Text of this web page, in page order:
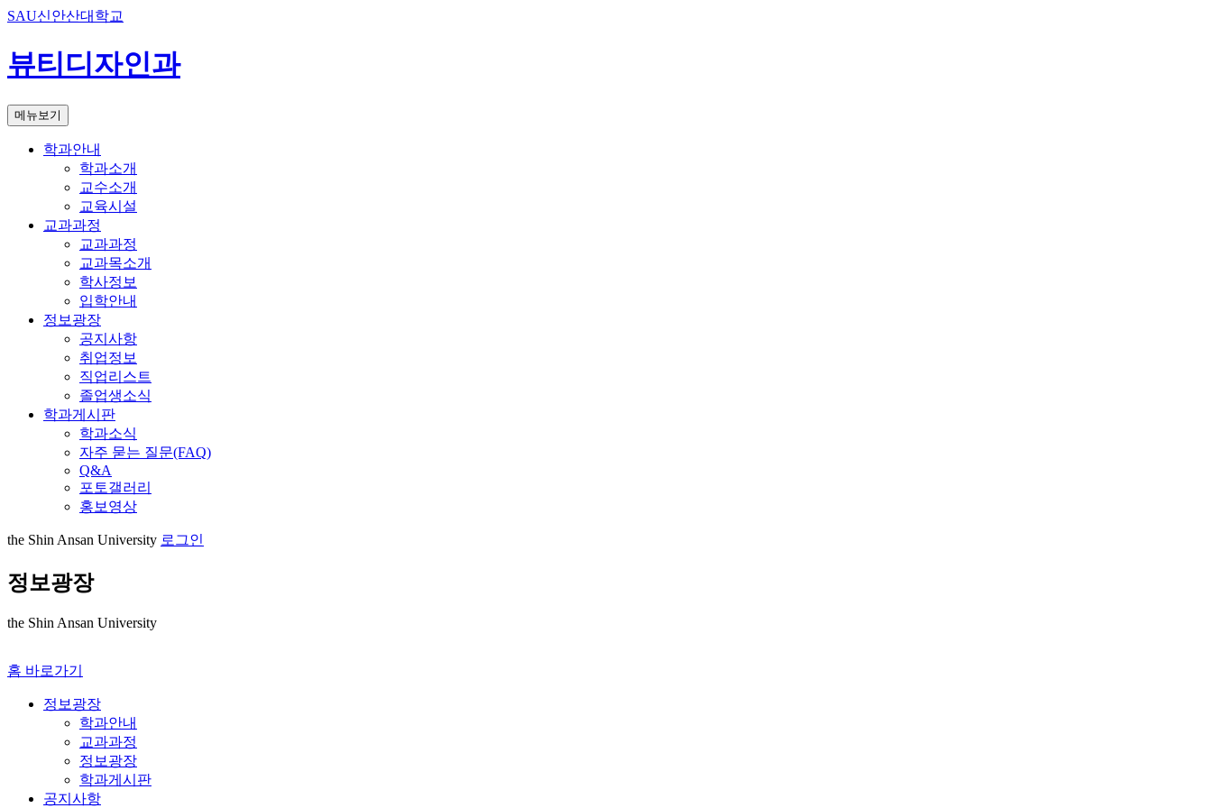
SAU신안산대학교
뷰티디자인과
메뉴보기
학과안내
학과소개
교수소개
교육시설
교과과정
교과과정
교과목소개
학사정보
입학안내
정보광장
공지사항
취업정보
직업리스트
졸업생소식
학과게시판
학과소식
자주 묻는 질문(FAQ)
Q&A
포토갤러리
홍보영상
the Shin Ansan University 로그인
정보광장
the Shin Ansan University
홈 바로가기
정보광장
학과안내
교과과정
정보광장
학과게시판
공지사항